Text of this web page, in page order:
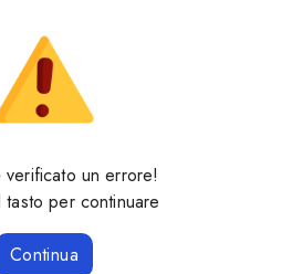
un errore!
tasto per continuare
Continua